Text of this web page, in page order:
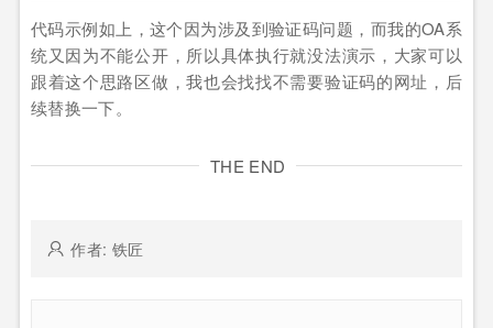
代码示例如上，这个因为涉及到验证码问题，而我的OA系
统又因为不能公开，所以具体执行就没法演示，大家可以
跟着这个思路区做，我也会找找不需要验证码的网址，后
续替换一下。
THE END
作者: 铁匠